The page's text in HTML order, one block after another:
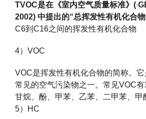
TVOC是在《室内空气质量标准》(
2002) 中提出的“总挥发性有机化合物
C6到C16之间的挥发性有机化合物
4）VOC
VOC是挥发性有机化合物的简称。
常见的空气污染物之一。常见VOC有
甘烷、酚、甲苯、乙苯、二甲苯、甲
5）HC